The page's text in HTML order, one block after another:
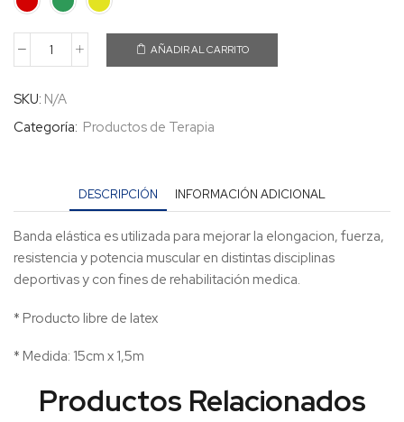
AÑADIR AL CARRITO
SKU: N/A
Categoría: Productos de Terapia
DESCRIPCIÓN INFORMACIÓN ADICIONAL
Banda elástica es utilizada para mejorar la elongacion, fuerza,
resistencia y potencia muscular en distintas disciplinas
deportivas y con fines de rehabilitación medica.
* Producto libre de latex
* Medida: 15cm x 1,5m